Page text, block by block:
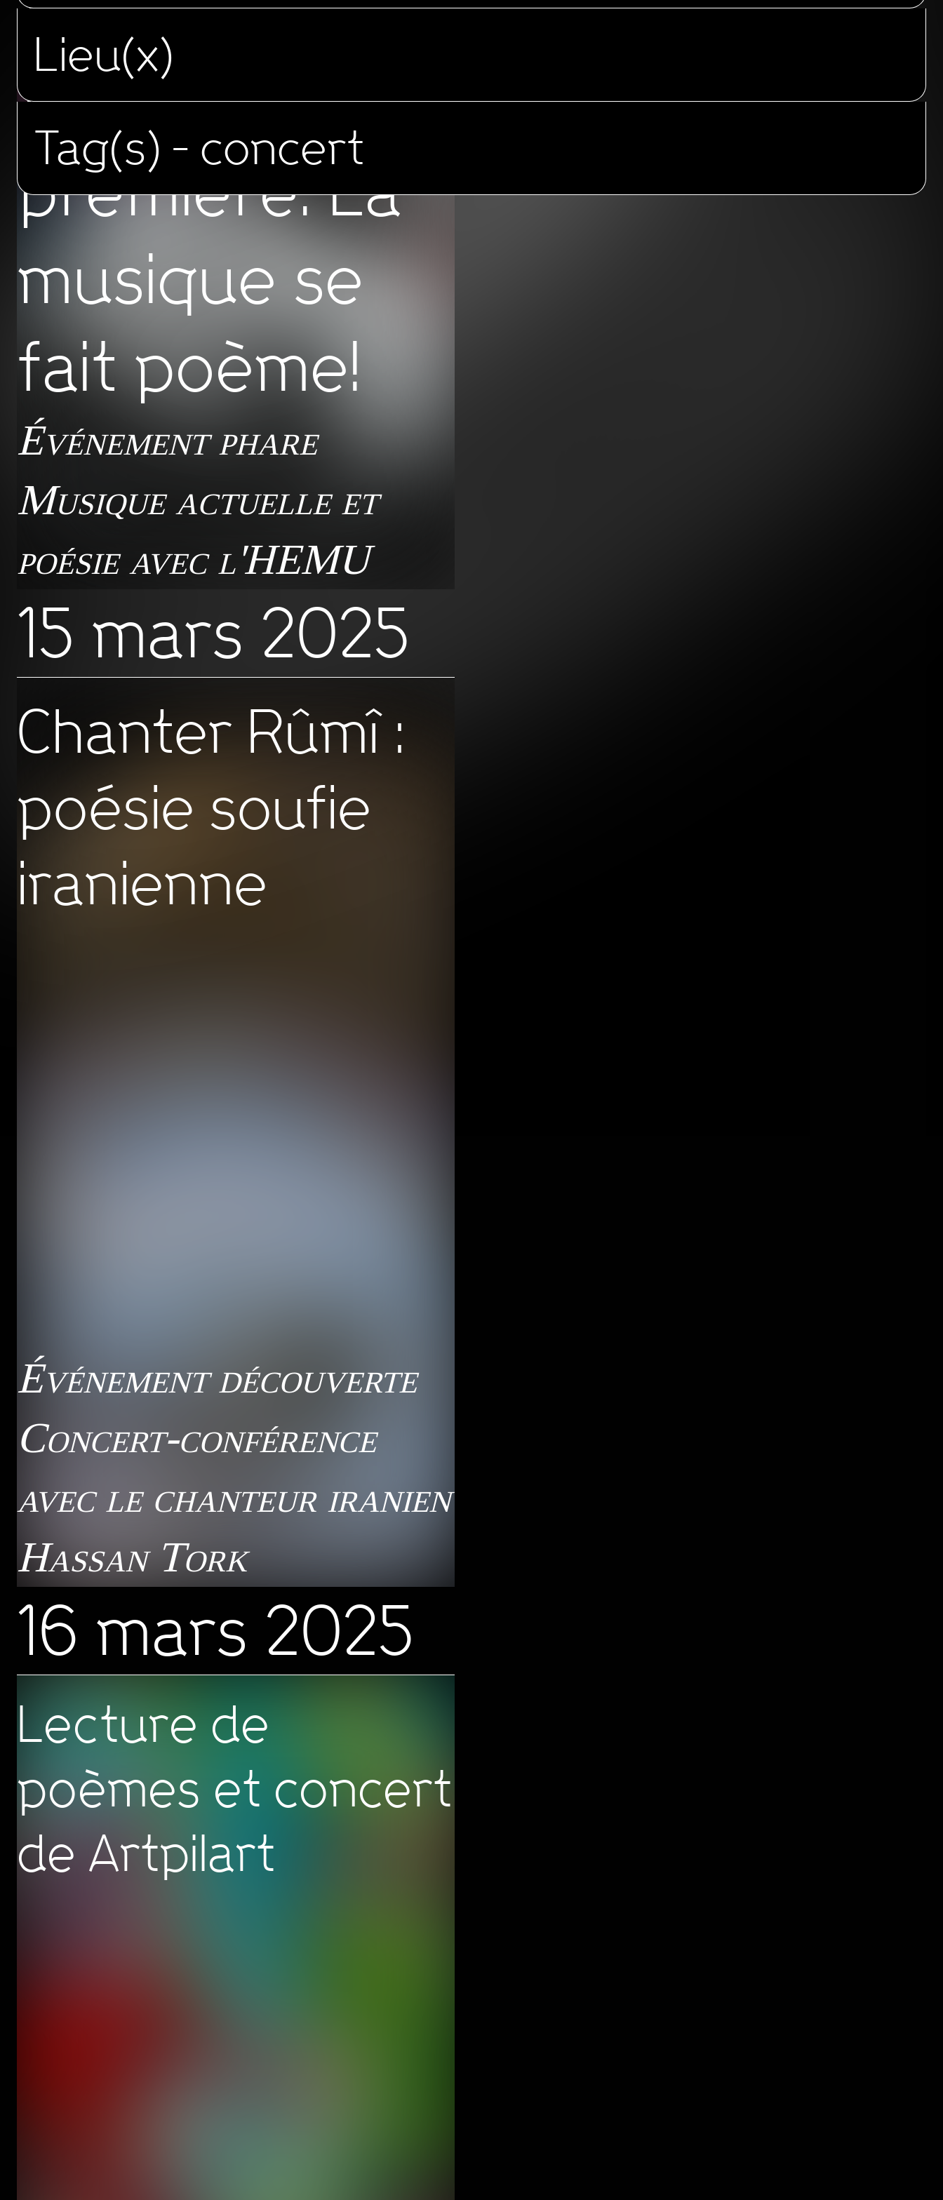
Lieu(x)
Tag(s) - concert
Avant-
première. La
musique se
fait poème!
Événement phare
Musique actuelle et
poésie avec l'HEMU
15 mars 2025
Chanter Rûmî :
poésie soufie
iranienne
Événement découverte
Concert-conférence
avec le chanteur iranien
Hassan Tork
16 mars 2025
Lecture de
poèmes et concert
de Artpilart